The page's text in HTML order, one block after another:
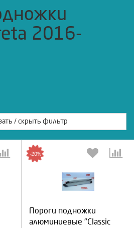
2016-
/ скрыть фильтр
Пороги подножки
алюминиевые "Classic
-20%